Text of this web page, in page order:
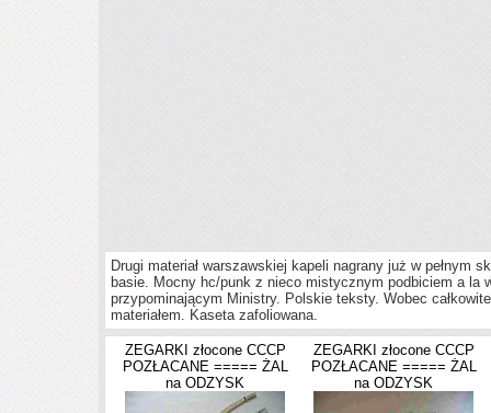
Drugi materiał warszawskiej kapeli nagrany już w pełnym
basie. Mocny hc/punk z nieco mistycznym podbiciem a la
przypominającym Ministry. Polskie teksty. Wobec
materiałem. Kaseta zafoliowana.
ZEGARKI złocone CCCP
POZŁACANE ===== ŻAL
na ODZYSK
ZEGARKI złocone CCCP
POZŁACANE ===== ŻAL
na ODZYSK